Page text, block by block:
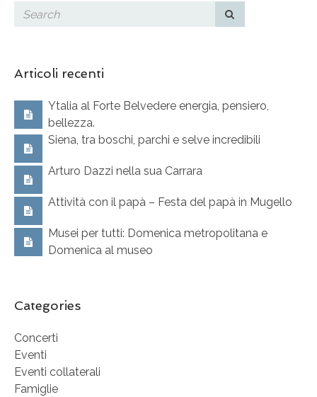
Articoli recenti
Ytalia al Forte Belvedere energia, pensiero,
bellezza.
Siena, tra boschi, parchi e selve incredibili
Arturo Dazzi nella sua Carrara
Attività con il papà – Festa del papà in Mugello
Musei per tutti: Domenica metropolitana e
Domenica al museo
Categories
Concerti
Eventi
Eventi collaterali
Famiglie